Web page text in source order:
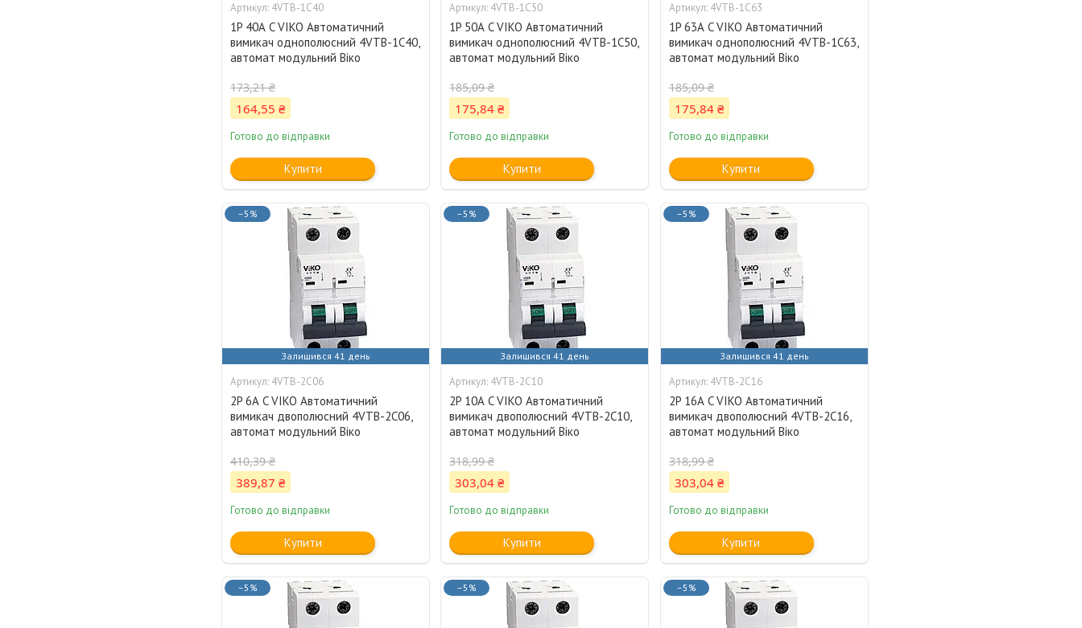
4VTB-1C40
1P 40А C VIKO Автоматичний
вимикач однополюсний 4VTB-1C40,
автомат модульний Віко
173,21 ₴
164,55 ₴
Готово до відправки
Купити
4VTB-1C50
1P 50А C VIKO Автоматичний
вимикач однополюсний 4VTB-1C50,
автомат модульний Віко
185,09 ₴
175,84 ₴
Готово до відправки
Купити
4VTB-1C63
1P 63А C VIKO Автоматичний
вимикач однополюсний 4VTB-1C63,
автомат модульний Віко
185,09 ₴
175,84 ₴
Готово до відправки
Купити
–5%
Залишився 41 день
4VTB-2C06
2P 6А C VIKO Автоматичний
вимикач двополюсний 4VTB-2C06,
автомат модульний Віко
410,39 ₴
389,87 ₴
Готово до відправки
Купити
–5%
Залишився 41 день
4VTB-2C10
2P 10А C VIKO Автоматичний
вимикач двополюсний 4VTB-2C10,
автомат модульний Віко
318,99 ₴
303,04 ₴
Готово до відправки
Купити
–5%
Залишився 41 день
4VTB-2C16
2P 16А C VIKO Автоматичний
вимикач двополюсний 4VTB-2C16,
автомат модульний Віко
318,99 ₴
303,04 ₴
Готово до відправки
Купити
–5% –5% –5%